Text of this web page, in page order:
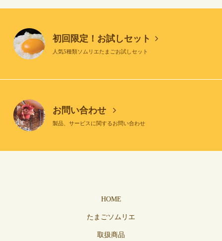
初回限定！お試しセット
人気5種類ソムリエたまごお試しセット
お問い合わせ
製品、サービスに関するお問い合わせ
HOME
たまごソムリエ
取扱商品